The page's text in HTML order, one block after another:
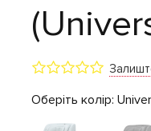
Оберіть колір: